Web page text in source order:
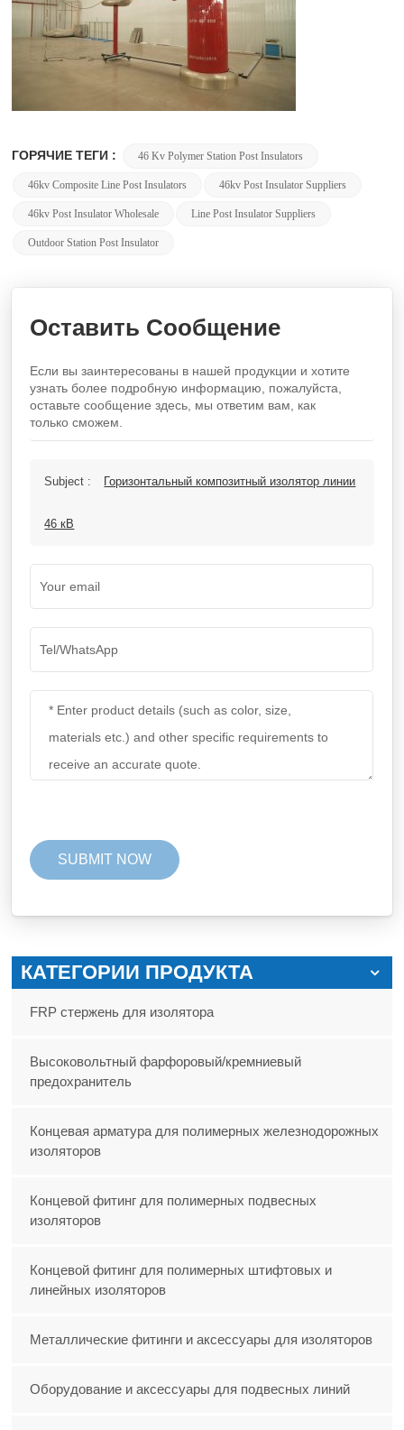
ГОРЯЧИЕ ТЕГИ : 46 Kv Polymer Station Post Insulators
46kv Composite Line Post Insulators 46kv Post Insulator Suppliers
46kv Post Insulator Wholesale Line Post Insulator Suppliers
Outdoor Station Post Insulator
Оставить Сообщение
Если вы заинтересованы в нашей продукции и хотите
узнать более подробную информацию, пожалуйста,
оставьте сообщение здесь, мы ответим вам, как
только сможем.
Subject : Горизонтальный композитный изолятор линии
46 кВ
КАТЕГОРИИ ПРОДУКТА
FRP стержень для изолятора
Высоковольтный фарфоровый/кремниевый
предохранитель
Концевая арматура для полимерных железнодорожных
изоляторов
Концевой фитинг для полимерных подвесных
изоляторов
Концевой фитинг для полимерных штифтовых и
линейных изоляторов
Металлические фитинги и аксессуары для изоляторов
Оборудование и аксессуары для подвесных линий